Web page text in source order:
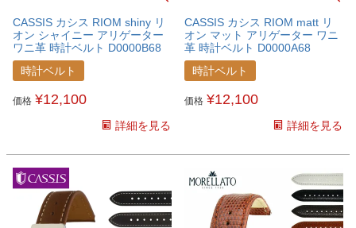
CASSIS カシス RIOM shiny リ
オン シャイニー アリゲーター
ワニ革 時計ベルト D0000B68
時計ベルト
価格 ¥12,100
詳細を見る
CASSIS カシス RIOM matt リ
オン マット アリゲーター ワニ
革 時計ベルト D0000A68
時計ベルト
価格 ¥12,100
詳細を見る